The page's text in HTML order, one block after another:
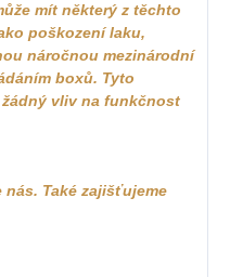
mít některý z těchto
poškození laku,
náročnou mezinárodní
boxů. Tyto
vliv na funkčnost
nás. Také zajišťujeme